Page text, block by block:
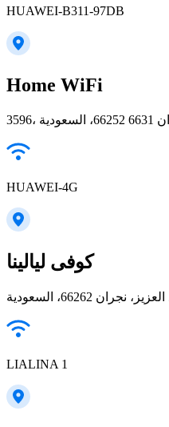
HUAWEI-B311-97DB
Home WiFi
HUAWEI-4G
كوفى ليالينا
66262، السعودية
LIALINA 1